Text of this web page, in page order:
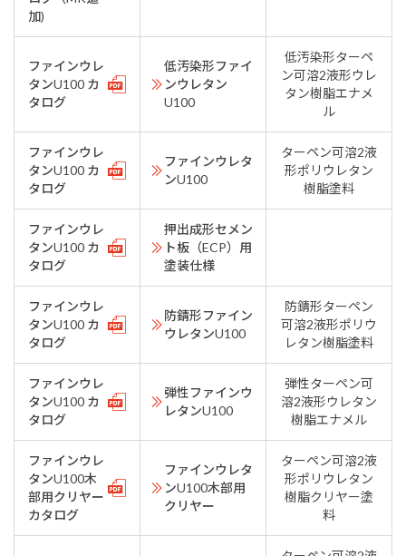
加)
ファインウレ
タンU100 カ
タログ
低汚染形ファイ
ンウレタン
U100
低汚染形ターペ
ン可溶2液形ウレ
タン樹脂エナメ
ル
ファインウレ
タンU100 カ
タログ
ファインウレタ
ンU100
ターペン可溶2液
形ポリウレタン
樹脂塗料
ファインウレ
タンU100 カ
タログ
押出成形セメン
ト板（ECP）用
塗装仕様
ファインウレ
タンU100 カ
タログ
防錆形ファイン
ウレタンU100
防錆形ターペン
可溶2液形ポリウ
レタン樹脂塗料
ファインウレ
タンU100 カ
タログ
弾性ファインウ
レタンU100
弾性ターペン可
溶2液形ウレタン
樹脂エナメル
ファインウレ
タンU100木
部用クリヤー
カタログ
ファインウレタ
ンU100木部用
クリヤー
ターペン可溶2液
形ポリウレタン
樹脂クリヤー塗
料